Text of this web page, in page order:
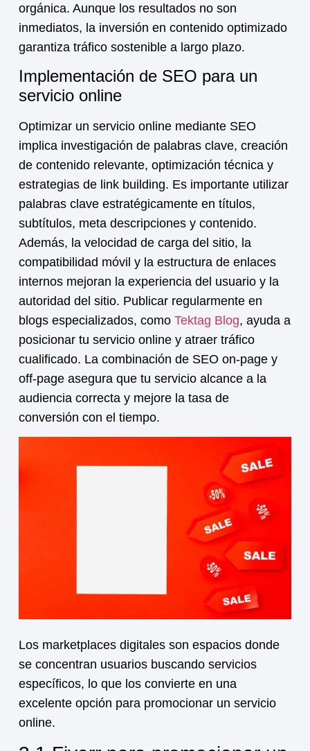
orgánica. Aunque los resultados no son
inmediatos, la inversión en contenido optimizado
garantiza tráfico sostenible a largo plazo.
Implementación de SEO para un
servicio online
Optimizar un servicio onlinemediante SEO
implica investigación de palabras clave, creación
de contenido relevante, optimización técnica y
estrategias de link building. Es importante utilizar
palabras clave estratégicamente en títulos,
subtítulos, meta descripciones y contenido.
Además, la velocidad de carga del sitio, la
compatibilidad móvil y la estructura de enlaces
internos mejoran la experiencia del usuario y la
autoridad del sitio. Publicar regularmente en
blogs especializados, como Tektag Blog, ayuda a
posicionar tu servicio onliney atraer tráfico
cualificado. La combinación de SEO on-page y
off-page asegura que tu servicio alcance a la
audiencia correcta y mejore la tasa de
conversión con el tiempo.
Los marketplaces digitales son espacios donde
se concentran usuarios buscando servicios
específicos, lo que los convierte en una
excelente opción para promocionar un servicio
online.